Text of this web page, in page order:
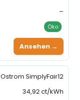
–
Öko
Ansehen →
Ostrom SimplyFair12
34,92 ct/kWh